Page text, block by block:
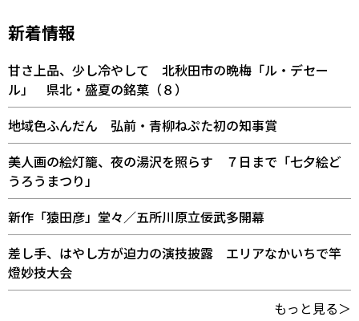
新着情報
甘さ上品、少し冷やして 北秋田市の晩梅「ル・デセー
ル」 県北・盛夏の銘菓（８）
地域色ふんだん 弘前・青柳ねぷた初の知事賞
美人画の絵灯籠、夜の湯沢を照らす ７日まで「七夕絵ど
うろうまつり」
新作「猿田彦」堂々／五所川原立佞武多開幕
差し手、はやし方が迫力の演技披露 エリアなかいちで竿
燈妙技大会
もっと見る＞